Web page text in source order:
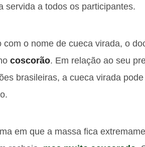
servida a todos os participantes.
com o nome de cueca virada, o
coscorão. Em relação ao seu
brasileiras, a cueca virada
em que a massa fica